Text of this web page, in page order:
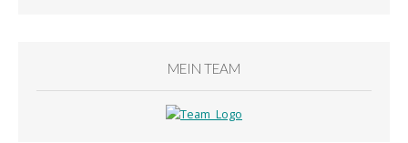
MEIN TEAM